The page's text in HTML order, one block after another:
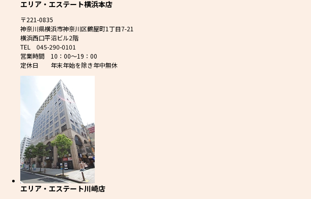
エリア・エステート横浜本店
〒221-0835
神奈川県横浜市神奈川区鶴屋町1丁目7-21
横浜西口平沼ビル2階
TEL 045-290-0101
営業時間 10：00～19：00
定休日 年末年始を除き年中無休
エリア・エステート川崎店